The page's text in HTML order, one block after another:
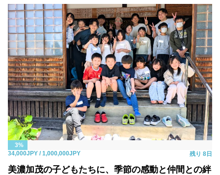
3%
34,000JPY / 1,000,000JPY 残り 8日
美濃加茂の子どもたちに、季節の感動と仲間との絆